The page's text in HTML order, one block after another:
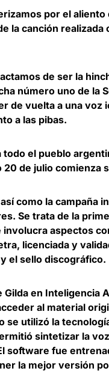
por el
la canción realizada
de ser la
número uno de la
de vuelta a una voz
a las pibas.
todo el pueblo
de julio comienza
como la campaña
Se trata de la
aspectos
licenciada y
el sello discográfico.
Gilda en Inteligencia
al material
se utilizó la
sintetizar la
software fue
la mejor versión